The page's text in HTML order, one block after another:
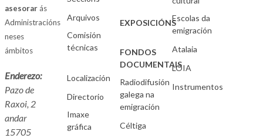
asesorarás
Administracións
neses
ámbitos
Enderezo:
Pazo de
Raxoi, 2
andar
15705
Arquivos
Comisión
técnicas
Localización
Directorio
Imaxe
gráfica
EXPOSICIÓNS
FONDOS
DOCUMENTAIS
Radiodifusión
galega na
emigración
Céltiga
Escolas da
emigración
Atalaia
LOIA
Instrumentos